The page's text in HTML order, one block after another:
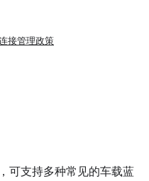
接管理政策
，可支持多种常见的车载蓝